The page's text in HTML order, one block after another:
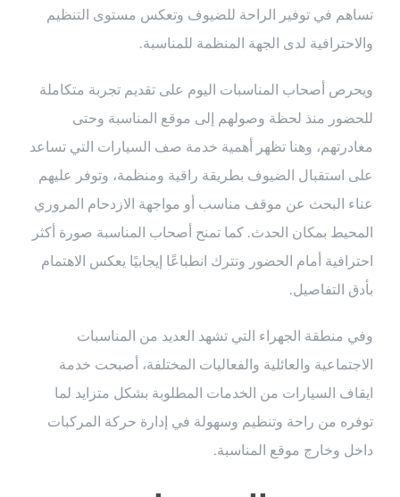
تساهم في توفير الراحة للضيوف وتعكس مستوى التنظيم
والاحترافية لدى الجهة المنظمة للمناسبة.
ويحرص أصحاب المناسبات اليوم على تقديم تجربة متكاملة
للحضور منذ لحظة وصولهم إلى موقع المناسبة وحتى
مغادرتهم، وهنا تظهر أهمية خدمة صف السيارات التي تساعد
على استقبال الضيوف بطريقة راقية ومنظمة، وتوفر عليهم
عناء البحث عن موقف مناسب أو مواجهة الازدحام المروري
المحيط بمكان الحدث. كما تمنح أصحاب المناسبة صورة أكثر
احترافية أمام الحضور وتترك انطباعًا إيجابيًا يعكس الاهتمام
بأدق التفاصيل.
وفي منطقة الجهراء التي تشهد العديد من المناسبات
الاجتماعية والعائلية والفعاليات المختلفة، أصبحت خدمة
ايقاف السيارات من الخدمات المطلوبة بشكل متزايد لما
توفره من راحة وتنظيم وسهولة في إدارة حركة المركبات
داخل وخارج موقع المناسبة.